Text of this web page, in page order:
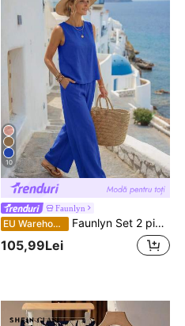
10
Faunlyn
EU Warehouse Faunlyn Set 2 piese pentru femei, de culoare uni, cu decolteu rotund, top fără mâneci și pantaloni cu picioare largi, potriviti pentru vară
105,99Lei